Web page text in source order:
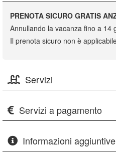
PRENOTA SICURO GRATIS
Annullando la vacanza fino a 14
Il prenota sicuro non è
Servizi
Servizi a pagamento
Informazioni aggiuntive